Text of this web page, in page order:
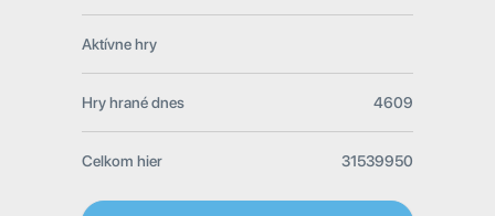
Aktívne hry
Hry hrané dnes 4609
Celkom hier 31539950